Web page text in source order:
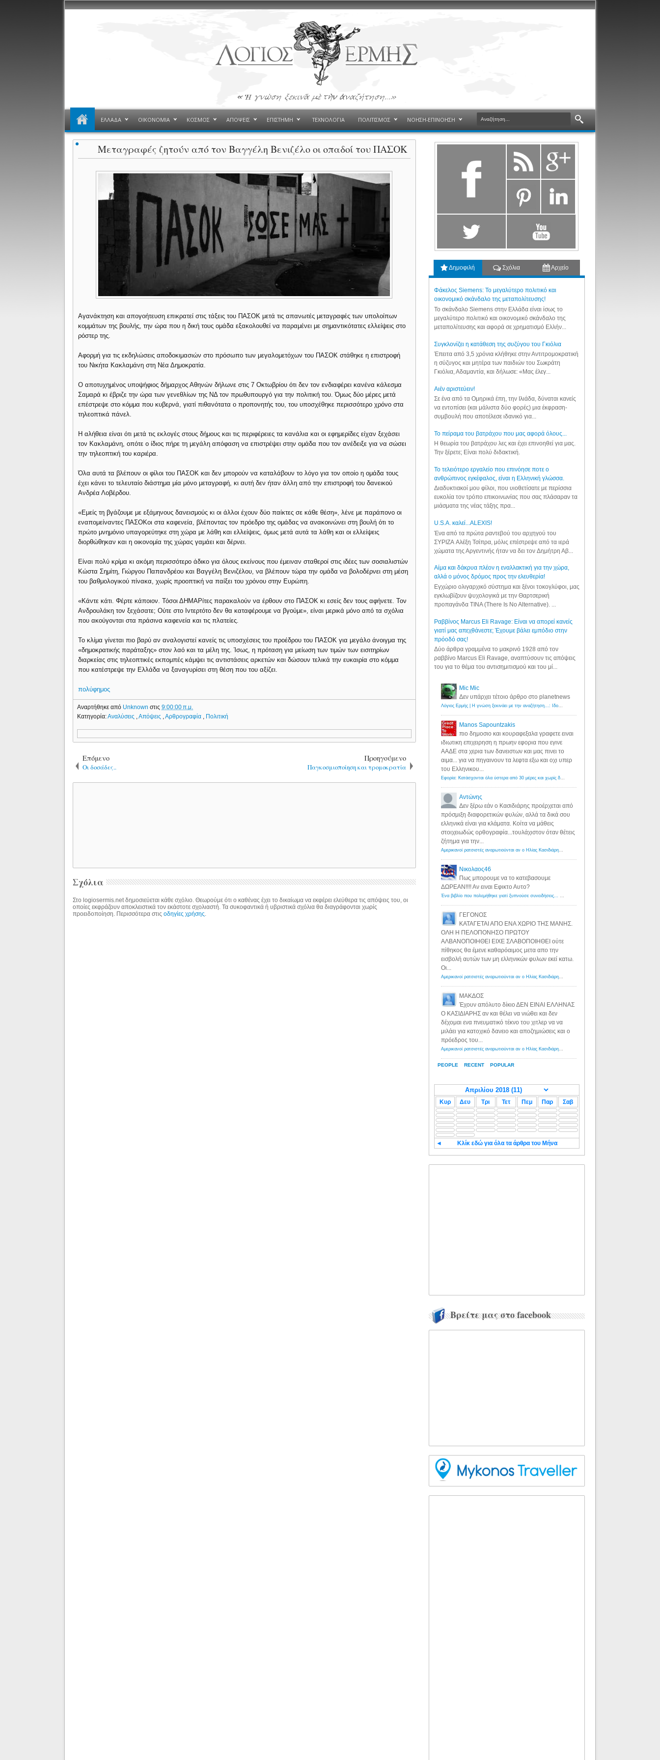
ΕΛΛΑΔΑ ΟΙΚΟΝΟΜΙΑ ΚΟΣΜΟΣ ΑΠΟΨΕΙΣ ΕΠΙΣΤΗΜΗ ΤΕΧΝΟΛΟΓΙΑ ΠΟΛΙΤΙΣΜΟΣ ΝΟΗΣΗ-ΕΠΙΝΟΗΣΗ
Μεταγραφές ζητούν από τον Βαγγέλη Βενιζέλο οι οπαδοί του ΠΑΣΟΚ
Αγανάκτηση και απογοήτευση επικρατεί στις τάξεις του ΠΑΣΟΚ μετά τις απανωτές μεταγραφές των υπολοίπων
κομμάτων της βουλής, την ώρα που η δική τους ομάδα εξακολουθεί να παραμένει με σημαντικότατες ελλείψεις στο
ρόστερ της.
Αφορμή για τις εκδηλώσεις αποδοκιμασιών στο πρόσωπο των μεγαλομετόχων του ΠΑΣΟΚ στάθηκε η επιστροφή
του Νικήτα Κακλαμάνη στη Νέα Δημοκρατία.
Ο αποτυχημένος υποψήφιος δήμαρχος Αθηνών δήλωνε στις 7 Οκτωβρίου ότι δεν τον ενδιαφέρει κανένα κάλεσμα
Σαμαρά κι έβριζε την ώρα των γενεθλίων της ΝΔ τον πρωθυπουργό για την πολιτική του. Όμως δύο μέρες μετά
επέστρεψε στο κόμμα που κυβερνά, γιατί πιθανότατα ο προπονητής του, του υποσχέθηκε περισσότερο χρόνο στα
τηλεοπτικά πάνελ.
Η αλήθεια είναι ότι μετά τις εκλογές στους δήμους και τις περιφέρειες τα κανάλια και οι εφημερίδες είχαν ξεχάσει
τον Κακλαμάνη, οπότε ο ίδιος πήρε τη μεγάλη απόφαση να επιστρέψει στην ομάδα που τον ανέδειξε για να σώσει
την τηλεοπτική του καριέρα.
Όλα αυτά τα βλέπουν οι φίλοι του ΠΑΣΟΚ και δεν μπορούν να καταλάβουν το λόγο για τον οποίο η ομάδα τους
έχει κάνει το τελευταίο διάστημα μία μόνο μεταγραφή, κι αυτή δεν ήταν άλλη από την επιστροφή του δανεικού
Ανδρέα Λοβέρδου.
«Εμείς τη βγάζουμε με εξάμηνους δανεισμούς κι οι άλλοι έχουν δύο παίκτες σε κάθε θέση», λένε με παράπονο οι
εναπομείναντες ΠΑΣΟΚοι στα καφενεία, βλέποντας τον πρόεδρο της ομάδας να ανακοινώνει στη βουλή ότι το
πρώτο μνημόνιο υπαγορεύτηκε στη χώρα με λάθη και ελλείψεις, όμως μετά αυτά τα λάθη και οι ελλείψεις
διορθώθηκαν και η οικονομία της χώρας γαμάει και δέρνει.
Είναι πολύ κρίμα κι ακόμη περισσότερο άδικο για όλους εκείνους που έμειναν σταθεροί στις ιδέες των σοσιαλιστών
Κώστα Σημίτη, Γιώργου Παπανδρέου και Βαγγέλη Βενιζέλου, να βλέπουν τώρα την ομάδα να βολοδέρνει στη μέση
του βαθμολογικού πίνακα, χωρίς προοπτική να παίξει του χρόνου στην Ευρώπη.
«Κάντε κάτι. Φέρτε κάποιον. Τόσοι ΔΗΜΑΡίτες παρακαλούν να έρθουν στο ΠΑΣΟΚ κι εσείς δεν τους αφήνετε. Τον
Ανδρουλάκη τον ξεχάσατε; Ούτε στο Ιντερτότο δεν θα καταφέρουμε να βγούμε», είναι μερικά μόνο από τα σχόλια
που ακούγονται στα πράσινα καφενεία και τις πλατείες.
Το κλίμα γίνεται πιο βαρύ αν αναλογιστεί κανείς τις υποσχέσεις του προέδρου του ΠΑΣΟΚ για μεγάλο άνοιγμα της
«δημοκρατικής παράταξης» στον λαό και τα μέλη της. Ίσως, η πρόταση για μείωση των τιμών των εισιτηρίων
διαρκείας στις τηλεοπτικές εκπομπές κάμψει τις αντιστάσεις αρκετών και δώσουν τελικά την ευκαιρία στο κόμμα
που κατέστρεψε την Ελλάδα να ξαναγυρίσει στη θέση που του αξίζει.
πολύφημος
Αναρτήθηκε από Unknownστις9:00:00 π.μ.
Κατηγορία:Αναλύσεις ,Απόψεις ,Αρθρογραφία Πολιτική
Επόμενο
Οι δοσάδες..
Προηγούμενο
Παγκοσμιοποίηση και τρομοκρατία
Σχόλια
Στο logiosermis.net δημοσιεύεται κάθε σχόλιο. Θεωρούμε ότι ο καθένας έχει το δικαίωμα να εκφέρει ελεύθερα τις απόψεις του, οι
οποίες εκφράζουν αποκλειστικά τον εκάστοτε σχολιαστή. Τα συκοφαντικά ή υβριστικά σχόλια θα διαγράφονται χωρίς
προειδοποίηση. Περισσότερα στιςοδηγίες χρήσης
Δημοφιλή Σχόλια Αρχείο
Φάκελος Siemens: Το μεγαλύτερο πολιτικό και
οικονομικό σκάνδαλο της μεταπολίτευσης!
Το σκάνδαλο Siemens στην Ελλάδα είναι ίσως το
μεγαλύτερο πολιτικό και οικονομικό σκάνδαλο της
μεταπολίτευσης και αφορά σε χρηματισμό Ελλήν...
Συγκλονίζει η κατάθεση της συζύγου του Γκιόλια
Έπειτα από 3,5 χρόνια κλήθηκε στην Αντιτρομοκρατική
η σύζυγος και μητέρα των παιδιών του Σωκράτη
Γκιόλια, Αδαμαντία, και δήλωσε: «Μας έλεγ...
Aιέν αριστεύειν!
Σε ένα από τα Ομηρικά έπη, την Ιλιάδα, δύναται κανείς
να εντοπίσει (και μάλιστα δύο φορές) μια έκφραση-
συμβουλή που αποτέλεσε ιδανικό για...
Το πείραμα του βατράχου που μας αφορά όλους...
Η θεωρία του βατράχου λες και έχει επινοηθεί για μας.
Την ξέρετε; Είναι πολύ διδακτική.
Το τελειότερο εργαλείο που επινόησε ποτε ο
ανθρώπινος εγκέφαλος, είναι η Ελληνική γλώσσα.
Διαδυκτιακοί μου φίλοι, που υιοθετίσατε με περίσσια
ευκολία τον τρόπο επικοινωνίας που σας πλάσαραν τα
μιάσματα της νέας τάξης πρα...
U.S.A. καλεί...ALEXIS!
Ένα από τα πρώτα ραντεβού του αρχηγού του
ΣΥΡΙΖΑ Αλέξη Τσίπρα, μόλις επέστρεψε από τα ιερά
χώματα της Αργεντινής ήταν να δει τον Δημήτρη Αβ...
Αίμα και δάκρυα πλέον η εναλλακτική για την χώρα,
αλλά ο μόνος δρόμος προς την ελευθερία!
Εγχώριο ολιγαρχικό σύστημα και ξένοι τοκογλύφοι, μας
εγκλωβίζουν ψυχολογικά με την Θαρτσερική
προπαγάνδα TINA (There Is No Alternative). ...
Ραββίνος Marcus Eli Ravage: Είναι να απορεί κανείς
γιατί μας απεχθάνεστε; Έχουμε βάλει εμπόδιο στην
πρόοδό σας!
Δύο άρθρα γραμμένα το μακρινό 1928 από τον
ραββίνο Marcus Eli Ravage, αναπτύσουν τις απόψεις
του για το θέμα του αντισημιτισμού και του μί...
PEOPLE RECENT POPULAR
Mic Mic
Δεν υπάρχει τέτοιο άρθρο στο planetnews
Λόγιος Ερμής | Η γνώση ξεκινάει με την αναζήτηση...: Ιδού οι 18 που χρωστούν 11 δις ευρώ!
Manos Sapountzakis
πιο δημοσιο και κουραφεξαλα γραφετε ειναι
ιδιωτικη επιχειρηση η πρωην εφορια που εγινε
ΑΑΔΕ στα χερια των δανειστων και μας πινει το
αιμα... για να πηγαινουν τα λεφτα εξω και οχι υπερ
του Ελληνικου...
Εφορία: Κατάσχονται όλα ύστερα από 30 μέρες και χωρίς δικαστικές αποφάσεις - Λόγιος Ερμής
Αντώνης
Δεν ξέρω εάν ο Κασιδιάρης προέρχεται από
πρόσμιξη διαφορετικών φυλών, αλλά τα δικά σου
ελληνικά είναι για κλάματα. Κοίτα να μάθεις
στοιχειωδώς ορθογραφία...τουλάχιστον όταν θέτεις
ζήτημα για την...
Αμερικανοί ρατσιστές αναρωτιούνται αν ο Ηλίας Κασιδιάρης ανήκει στη λευκή φυλή... - Λόγιος Ερμής
Νικολαος46
Πως μπορουμε να το κατεβασουμε
ΔΩΡΕΑΝ!!!! Αν ειναι Εφικτο Αυτο?
Ένα βιβλίο που πολεμήθηκε γιατί ξυπνούσε συνειδήσεις... - Λόγιος Ερμής | Η γνώση ξεκινάει με την αναζήτηση...
ΓΕΓΟΝΟΣ
ΚΑΤΑΓΕΤΑΙ ΑΠΟ ΕΝΑ ΧΩΡΙΟ ΤΗΣ ΜΑΝΗΣ.
ΟΛΗ Η ΠΕΛΟΠΟΝΗΣΟ ΠΡΩΤΟΥ
ΑΛΒΑΝΟΠΟΙΗΘΕΙ ΕΙΧΕ ΣΛΑΒΟΠΟΙΗΘΕΙ ούτε
πίθηκος θα έμενε καθαρόαιμος μετα απο την
εισβολή αυτών των μη ελληνικών φυλων εκεί κατω.
Οι...
Αμερικανοί ρατσιστές αναρωτιούνται αν ο Ηλίας Κασιδιάρης ανήκει στη λευκή φυλή... - Λόγιος Ερμής
ΜΑΚΔΟΣ
Έχουν απόλυτο δίκιο ΔΕΝ ΕΙΝΑΙ ΕΛΛΗΝΑΣ
Ο ΚΑΣΙΔΙΑΡΗΣ αν και θέλει να νιώθει και δεν
δέχομαι ενα πνευματικό τέκνο του χιτλερ να να
μιλάει για κατοχικό δανειο και αποζημιώσεις και ο
πρόεδρος του...
Αμερικανοί ρατσιστές αναρωτιούνται αν ο Ηλίας Κασιδιάρης ανήκει στη λευκή φυλή... - Λόγιος Ερμής
Κυρ Δευ Τρι Τετ Πεμ Παρ Σαβ
◄ Κλίκ εδώ για όλα τα άρθρα του Μήνα
Βρείτε μας στο facebook